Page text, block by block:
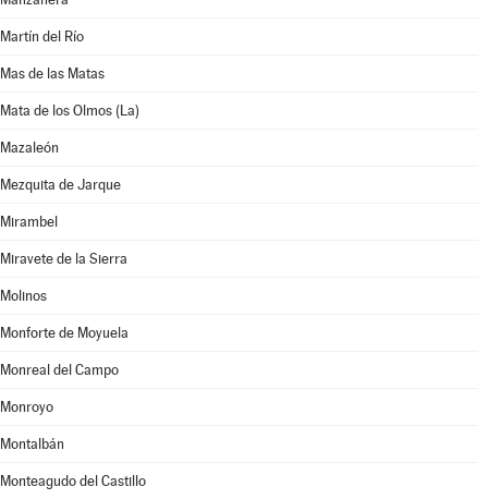
Martín del Río
Mas de las Matas
Mata de los Olmos (La)
Mazaleón
Mezquita de Jarque
Mirambel
Miravete de la Sierra
Molinos
Monforte de Moyuela
Monreal del Campo
Monroyo
Montalbán
Monteagudo del Castillo